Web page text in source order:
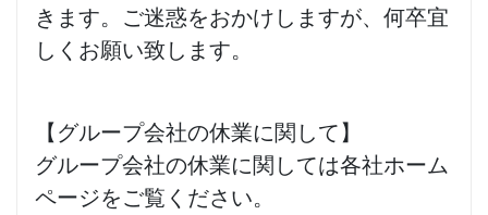
きます。ご迷惑をおかけしますが、何卒宜
しくお願い致します。
【グループ会社の休業に関して】
グループ会社の休業に関しては各社ホーム
ページをご覧ください。